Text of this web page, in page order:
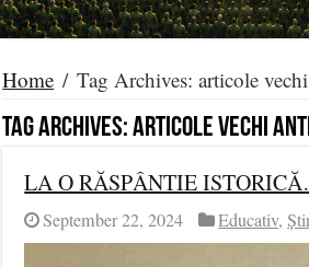
Home / Tag Archives: articole
Tag Archives:articole vechi
LA O RĂSPÂNTIE
September 22, 2024 Educativ,